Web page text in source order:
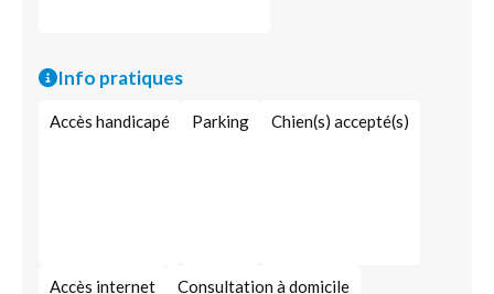
Info pratiques
Accès handicapé Parking Chien(s) accepté(s)
Accès internet Consultation à domicile